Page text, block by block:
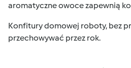
aromatyczne owoce zapewnią
Konfitury domowej roboty, bez
przechowywać przez rok.